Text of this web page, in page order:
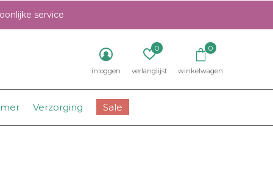
Verzorging Sale
inloggen verlanglijst
0
winkelwagen
0
service